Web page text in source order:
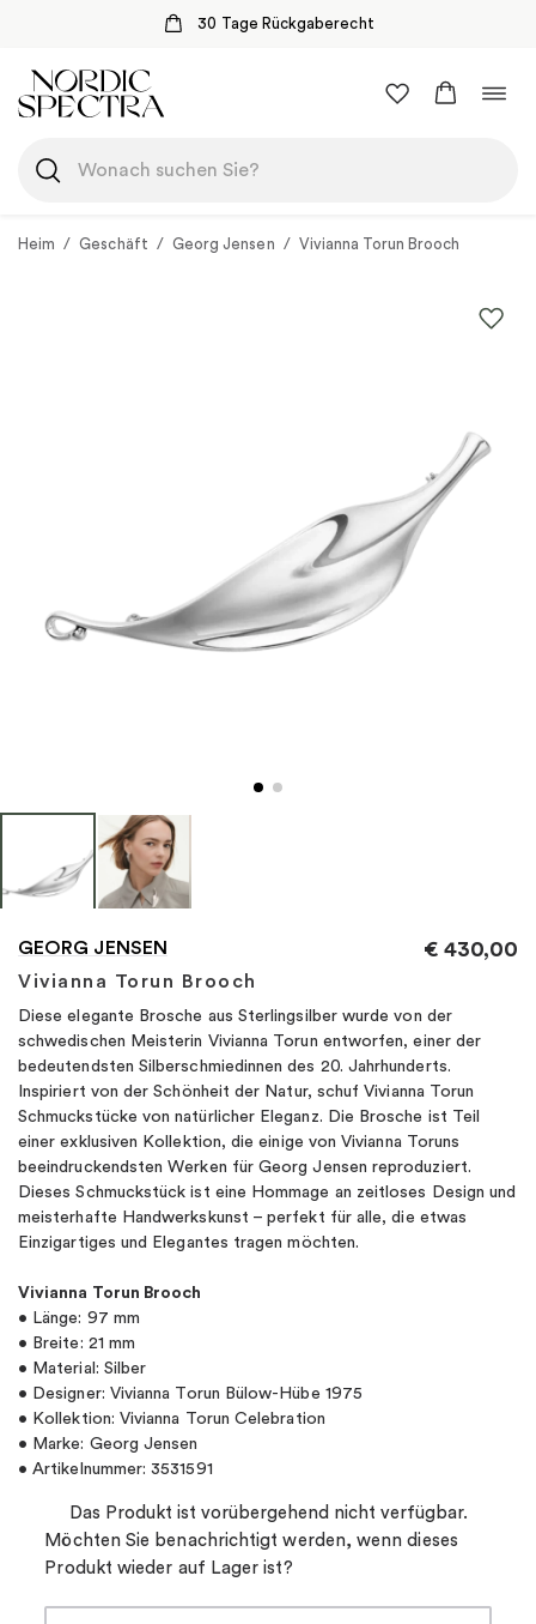
30 Tage Rückgaberecht
Inhalt
springen
Heim / Geschäft / Georg Jensen / Vivianna Torun Brooch
GEORG JENSEN
Vivianna Torun Brooch
€ 430,00
Diese elegante Brosche aus Sterlingsilber wurde von der
schwedischen Meisterin Vivianna Torun entworfen, einer der
bedeutendsten Silberschmiedinnen des 20. Jahrhunderts.
Inspiriert von der Schönheit der Natur, schuf Vivianna Torun
Schmuckstücke von natürlicher Eleganz. Die Brosche ist Teil
einer exklusiven Kollektion, die einige von Vivianna Toruns
beeindruckendsten Werken für Georg Jensen reproduziert.
Dieses Schmuckstück ist eine Hommage an zeitloses Design und
meisterhafte Handwerkskunst – perfekt für alle, die etwas
Einzigartiges und Elegantes tragen möchten.
Vivianna Torun Brooch
• Länge: 97 mm
• Breite: 21 mm
• Material: Silber
• Designer: Vivianna Torun Bülow-Hübe 1975
• Kollektion: Vivianna Torun Celebration
• Marke: Georg Jensen
• Artikelnummer: 3531591
Das Produkt ist vorübergehend nicht verfügbar.
Möchten Sie benachrichtigt werden, wenn dieses
Produkt wieder auf Lager ist?